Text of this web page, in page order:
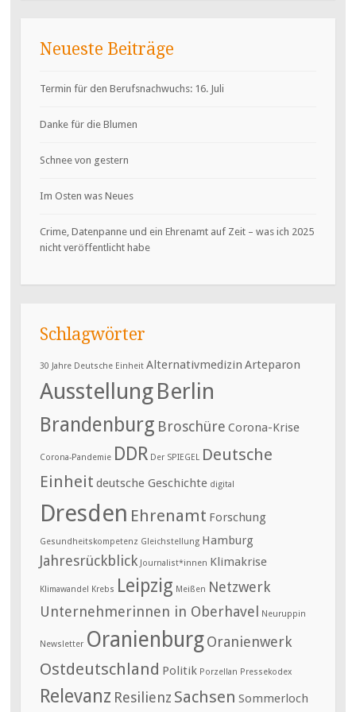
Neueste Beiträge
Termin für den Berufsnachwuchs: 16. Juli
Danke für die Blumen
Schnee von gestern
Im Osten was Neues
Crime, Datenpanne und ein Ehrenamt auf Zeit – was ich 2025
nicht veröffentlicht habe
Schlagwörter
30 Jahre Deutsche Einheit Alternativmedizin Arteparon
AusstellungBerlin
Brandenburg Broschüre Corona-Krise
Corona-Pandemie DDR Der SPIEGEL Deutsche
Einheit deutsche Geschichte digital
Dresden Ehrenamt Forschung
Gesundheitskompetenz Gleichstellung Hamburg
Jahresrückblick Journalist*innen Klimakrise
Klimawandel Krebs Leipzig Meißen Netzwerk
Unternehmerinnen in Oberhavel
Neuruppin
Newsletter OranienburgOranienwerk
Ostdeutschland Politik Porzellan Pressekodex
Relevanz Resilienz Sachsen Sommerloch